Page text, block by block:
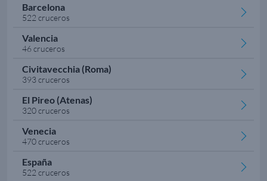
Barcelona
522 cruceros
Valencia
46 cruceros
Civitavecchia (Roma)
393 cruceros
El Pireo (Atenas)
320 cruceros
Venecia
470 cruceros
España
522 cruceros